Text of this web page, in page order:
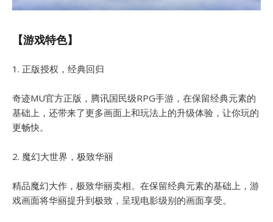
【游戏特色】
1. 正版授权，经典回归
奇迹MU官方正版，腾讯国民级RPG手游，在保留经典元素的
基础上，还带来了更多画面上和玩法上的升级体验，让你玩的
更畅快。
2. 魔幻大世界，极致华丽
精品魔幻大作，极致华丽卖相。在保留经典元素的基础上，游
戏画面将华丽提升到极致，呈现电影级别的画面享受。